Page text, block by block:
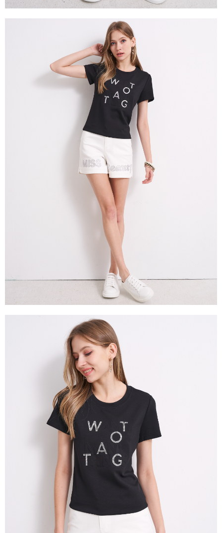
５．嚴禁一人註冊多個帳號或使用他人資訊註冊。若發現惡意使用之情形，